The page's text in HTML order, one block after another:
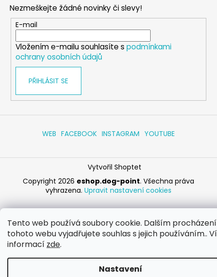
Tento web používá soubory cookie. Dalším
tohoto webu vyjadřujete souhlas s jejich používáním..
informací zde.
Nastavení
Nezmeškejte žádné novinky či slevy!
E-mail
Vložením e-mailu souhlasíte s podmínkami
ochrany osobních údajů
PŘIHLÁSIT SE
WEB FACEBOOK INSTAGRAM YOUTUBE
Vytvořil Shoptet
Copyright 2026 eshop.dog-point. Všechna práva
vyhrazena. Upravit nastavení cookies